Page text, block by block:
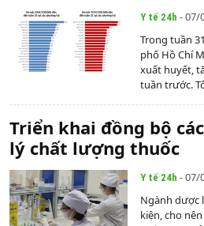
Y tế 24h - 07/
Trong tuần
phố Hồ Chí
xuất huyết,
tuần trước.
Triển khai đồng bộ
lý chất lượng thuốc
Y tế 24h - 07/
Ngành dược
kiện, cho